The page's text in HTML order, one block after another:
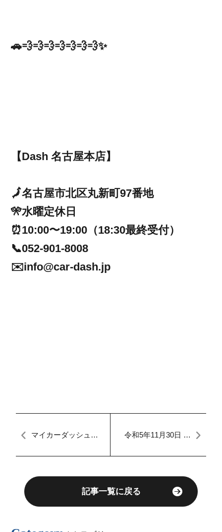
🚗💨💨💨💨💨💨💨✨
【Dash 名古屋本店】
🗾名古屋市北区丸新町97番地
🎌水曜定休日
⏰10:00〜19:00（18:30最終受付）
📞052-901-8008
✉️info@car-dash.jp
マイカーダッシュ名
る中古車販売店
令和5年11月30日 本
記事一覧に戻る